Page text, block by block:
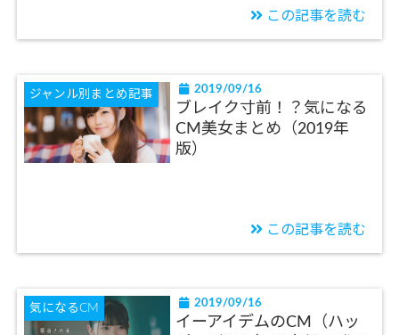
この記事を読む
ジャンル別まとめ記事 2019/09/16
ブレイク寸前！？気になる
CM美女まとめ（2019年
版）
この記事を読む
気になるCM 2019/09/16
イーアイデムのCM（ハッ